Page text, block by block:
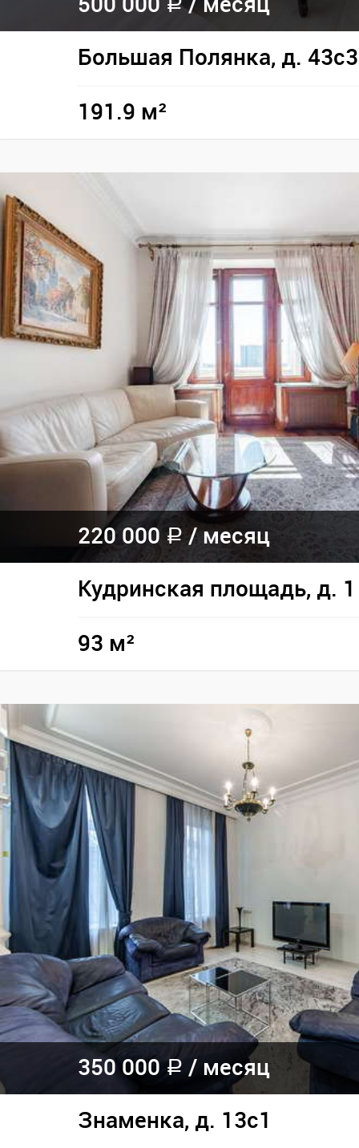
a
Большая Полянка, д. 43с3
191.9 м²
220 000 a /месяц
Кудринская площадь, д. 1
93 м²
350 000a / месяц
Знаменка, д. 13с1